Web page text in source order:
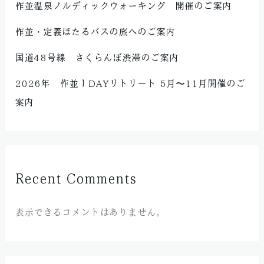
作並温泉ノルディックウォーキング 開催のご案内
作並・定義ほたるバスの旅へのご案内
国道48号線 さくらんぼ渋滞のご案内
2026年 作並１DAYリトリート 5月〜11月開催のご
案内
Recent Comments
表示できるコメントはありません。